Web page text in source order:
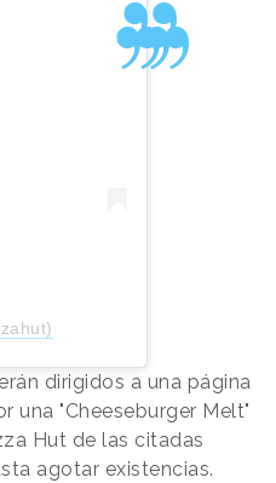
dirigidos a una página
una "Cheeseburger Melt"
Hut de las citadas
agotar existencias.